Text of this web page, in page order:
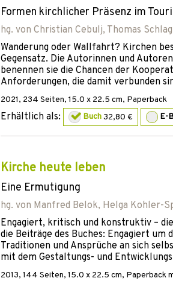
Formen kirchlicher Präsenz im
hg. von Christian Cebulj, Thomas Schlag
Wanderung oder Wallfahrt? Kirchen
Gegensatz. Die Autorinnen und
benennen sie die Chancen der
Anforderungen, die damit verbunden
2021, 234 Seiten, 15.0 x 22.5 cm, Paperback
Erhältlich als: Buch32,80 € E-
Kirche heute leben
Eine Ermutigung
hg. von Manfred Belok, Helga Kohler-
Engagiert, kritisch und konstruktiv –
die Beiträge des Buches: Engagiert
Traditionen und Ansprüche an sich
mit dem Gestaltungs- und
2013, 144 Seiten, 15.0 x 22.5 cm, Paperback